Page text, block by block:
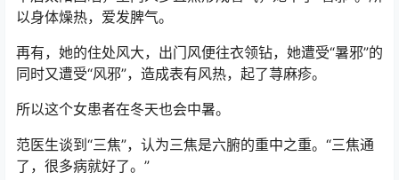
以身体燥热，爱发脾气。
再有，她的住处风大，出门风便往衣领钻，她遭受“暑邪”的
同时又遭受“风邪”，造成表有风热，起了荨麻疹。
所以这个女患者在冬天也会中暑。
范医生谈到“三焦”，认为三焦是六腑的重中之重。“三焦通
了，很多病就好了。”